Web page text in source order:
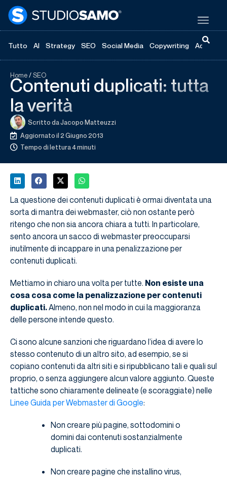
Tutto AI Strategy SEO Social Media Copywriting
Home/SEO
Contenuti duplicati: tutta
la verità
Scritto daJacopo Matteuzzi
Aggiornato il 2 Giugno 2013
Tempo di lettura 4 minuti
La questione dei contenuti duplicati è ormai diventata una
sorta di mantra dei webmaster, ciò non ostante però
ritengo che non sia ancora chiara a tutti. In particolare,
sento ancora un sacco di webmaster preoccuparsi
inutilmente di incappare in una penalizzazione per
contenuti duplicati.
Mettiamo in chiaro una volta per tutte. Non esiste una
cosa cosa come la penalizzazione per contenuti
duplicati.Almeno, non nel modo in cui la maggioranza
delle persone intende questo.
Ci sono alcune sanzioni che riguardano l’idea di avere lo
stesso contenuto di un altro sito, ad esempio, se si
copiano contenuti da altri siti e si ripubblicano tali e quali sul
proprio, o senza aggiungere alcun valore aggiunto. Queste
tattiche sono chiaramente delineate (e scoraggiate) nelle
Linee Guida per Webmaster di Google:
Non creare più pagine, sottodomini o
domini dai contenuti sostanzialmente
duplicati.
Non creare pagine che installino virus,